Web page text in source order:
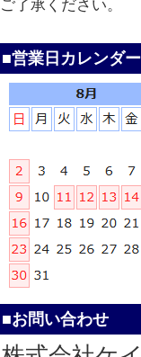
ご了承ください。
■営業日カレンダー
■お問い合わせ